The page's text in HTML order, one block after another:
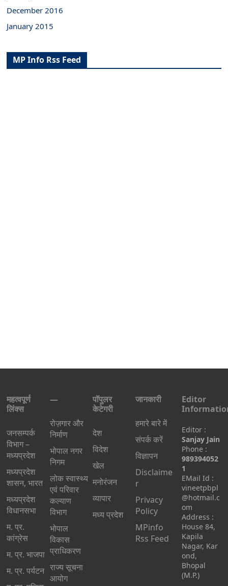
December 2016
January 2015
MP Info Rss Feed
महत्वपूर्ण
लिंक्स
जनसम्पर्क
विभाग –
मध्यप्रदेश
मध्यप्रदेश
शासन, भारत
मध्‍यप्रदेश
विधानसभा
म. प्र.
कांग्रेस
म. प्र. भाजपा
म. प्र. पर्यटन
—
रोज़गार और
निर्माण
भोपाल नगर
निगम
लोक स्वास्थ्य
एवं परिवार
कल्याण
विभाग
भोपाल
विकास
प्राधिकरण
राज्य सूचना
आयोग
पॉपुलर
केटेगरी
देश
विदेश
खेल
मनोरंजन
व्यापार
मध्य प्रदेश
जानकारी
हमारे बारे में
संपर्क करें
विज्ञापन
Disclaime
r
Privacy
Policy
MPinfo
Rss Feed
Editor
Editor :
Sanjay Jain
Phone :
989394052
1
EMail Id :
vineetpbpl
@hotmail.c
om
Address :
House 84,
Kapila
Nagar, Kar
ond,
Bhopal
(M.P.)